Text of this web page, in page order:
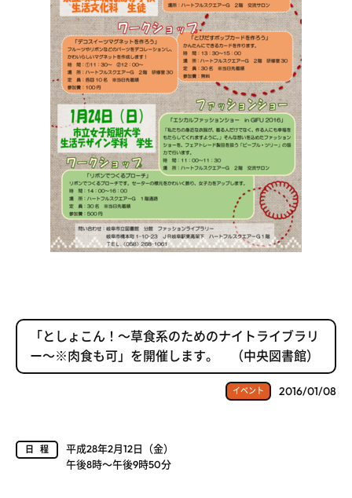
「としょこん！～草食系のためのナイトライブラリ
ー～※肉食も可」を開催します。 （中央図書館）
イベント 2016/01/08
日程
平成28年2月12日（金）
午後8時～午後9時50分